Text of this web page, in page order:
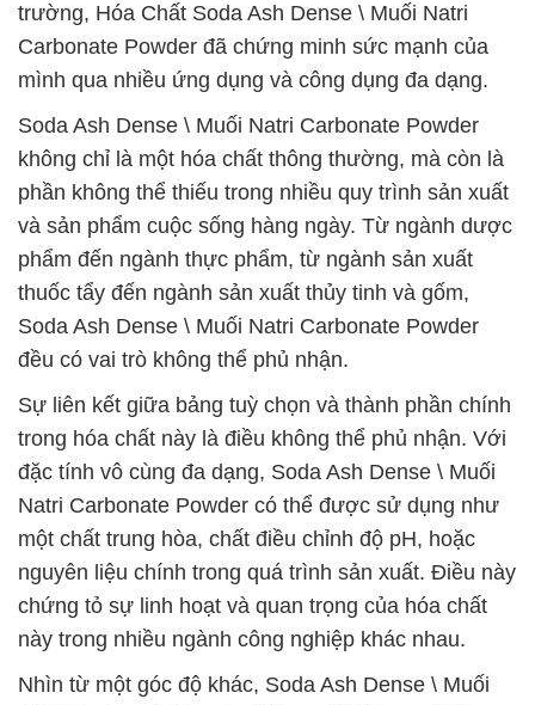
trường, Hóa Chất Soda Ash Dense \ Muối Natri
Carbonate Powder đã chứng minh sức mạnh của
mình qua nhiều ứng dụng và công dụng đa dạng.
Soda Ash Dense \ Muối Natri Carbonate Powder
không chỉ là một hóa chất thông thường, mà còn là
phần không thể thiếu trong nhiều quy trình sản xuất
và sản phẩm cuộc sống hàng ngày. Từ ngành dược
phẩm đến ngành thực phẩm, từ ngành sản xuất
thuốc tẩy đến ngành sản xuất thủy tinh và gốm,
Soda Ash Dense \ Muối Natri Carbonate Powder
đều có vai trò không thể phủ nhận.
Sự liên kết giữa bảng tuỳ chọn và thành phần chính
trong hóa chất này là điều không thể phủ nhận. Với
đặc tính vô cùng đa dạng, Soda Ash Dense \ Muối
Natri Carbonate Powder có thể được sử dụng như
một chất trung hòa, chất điều chỉnh độ pH, hoặc
nguyên liệu chính trong quá trình sản xuất. Điều này
chứng tỏ sự linh hoạt và quan trọng của hóa chất
này trong nhiều ngành công nghiệp khác nhau.
Nhìn từ một góc độ khác, Soda Ash Dense \ Muối